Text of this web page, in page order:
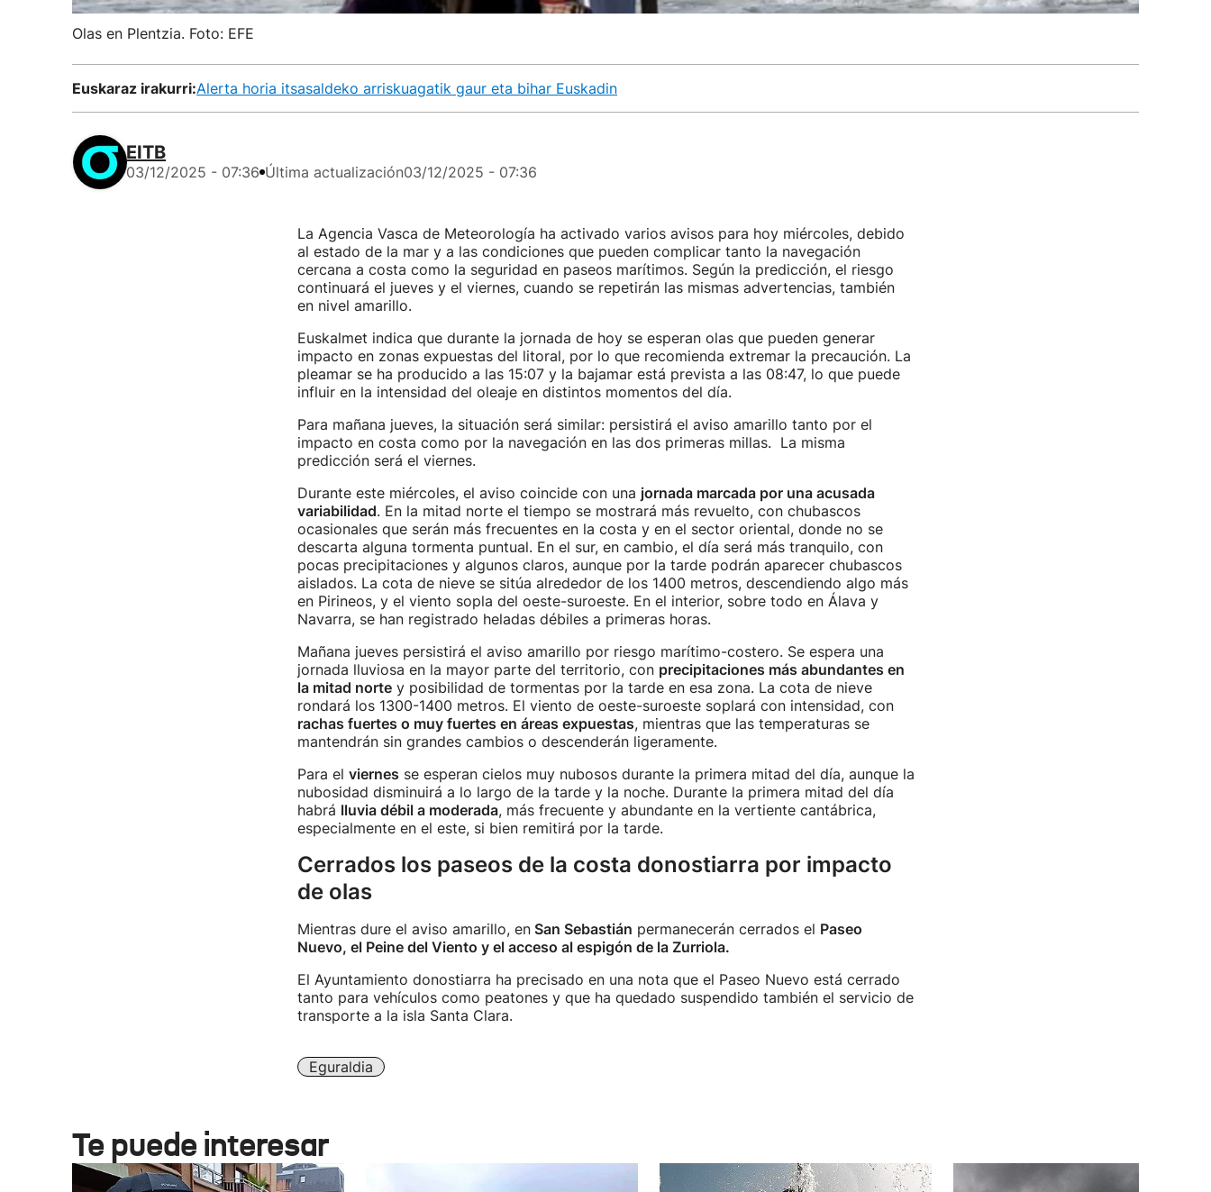
Olas en Plentzia. Foto: EFE
Euskaraz irakurri:Alerta horia itsasaldeko arriskuagatik gaur eta bihar Euskadin
EITB
03/12/2025 - 07:36 Última actualización03/12/2025 - 07:36
La Agencia Vasca de Meteorología ha activado varios avisos para hoy miércoles, debido
al estado de la mar y a las condiciones que pueden complicar tanto la navegación
cercana a costa como la seguridad en paseos marítimos. Según la predicción, el riesgo
continuará el jueves y el viernes, cuando se repetirán las mismas advertencias, también
en nivel amarillo.
Euskalmet indica que durante la jornada de hoy se esperan olas que pueden generar
impacto en zonas expuestas del litoral, por lo que recomienda extremar la precaución. La
pleamar se ha producido a las 15:07 y la bajamar está prevista a las 08:47, lo que puede
influir en la intensidad del oleaje en distintos momentos del día.
Para mañana jueves, la situación será similar: persistirá el aviso amarillo tanto por el
impacto en costa como por la navegación en las dos primeras millas. La misma
predicción será el viernes.
Durante este miércoles, el aviso coincide con una jornada marcada por una acusada
variabilidad. En la mitad norte el tiempo se mostrará más revuelto, con chubascos
ocasionales que serán más frecuentes en la costa y en el sector oriental, donde no se
descarta alguna tormenta puntual. En el sur, en cambio, el día será más tranquilo, con
pocas precipitaciones y algunos claros, aunque por la tarde podrán aparecer chubascos
aislados. La cota de nieve se sitúa alrededor de los 1400 metros, descendiendo algo más
en Pirineos, y el viento sopla del oeste-suroeste. En el interior, sobre todo en Álava y
Navarra, se han registrado heladas débiles a primeras horas.
Mañana jueves persistirá el aviso amarillo por riesgo marítimo-costero. Se espera una
jornada lluviosa en la mayor parte del territorio, con precipitaciones más abundantes en
la mitad nortey posibilidad de tormentas por la tarde en esa zona. La cota de nieve
rondará los 1300-1400 metros. El viento de oeste-suroeste soplará con intensidad, con
rachas fuertes o muy fuertes en áreas expuestas, mientras que las temperaturas se
mantendrán sin grandes cambios o descenderán ligeramente.
Para el viernes se esperan cielos muy nubosos durante la primera mitad del día, aunque la
nubosidad disminuirá a lo largo de la tarde y la noche. Durante la primera mitad del día
habrá lluvia débil a moderada, más frecuente y abundante en la vertiente cantábrica,
especialmente en el este, si bien remitirá por la tarde.
Cerrados los paseos de la costa donostiarra por impacto
de olas
Mientras dure el aviso amarillo, enSan Sebastián permanecerán cerrados el Paseo
Nuevo, el Peine del Viento y el acceso al espigón de la Zurriola.
El Ayuntamiento donostiarra ha precisado en una nota que el Paseo Nuevo está cerrado
tanto para vehículos como peatones y que ha quedado suspendido también el servicio de
transporte a la isla Santa Clara.
Eguraldia
Te puede interesar